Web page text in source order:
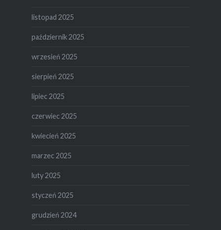
listopad 2025
październik 2025
wrzesień 2025
sierpień 2025
lipiec 2025
czerwiec 2025
kwiecień 2025
marzec 2025
luty 2025
styczeń 2025
grudzień 2024